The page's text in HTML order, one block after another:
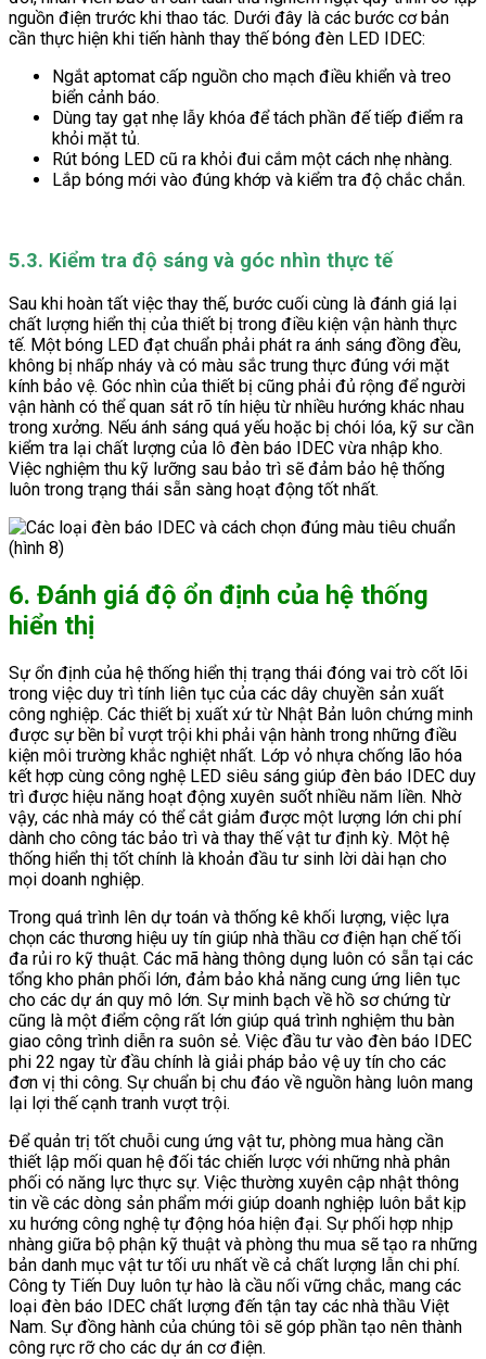
nguồn điện trước khi thao tác. Dưới đây là các bước cơ bản
cần thực hiện khi tiến hành thay thế bóng đèn LED IDEC:
Ngắt aptomat cấp nguồn cho mạch điều khiển và treo
biển cảnh báo.
Dùng tay gạt nhẹ lẫy khóa để tách phần đế tiếp điểm ra
khỏi mặt tủ.
Rút bóng LED cũ ra khỏi đui cắm một cách nhẹ nhàng.
Lắp bóng mới vào đúng khớp và kiểm tra độ chắc chắn.
5.3. Kiểm tra độ sáng và góc nhìn thực tế
Sau khi hoàn tất việc thay thế, bước cuối cùng là đánh giá lại
chất lượng hiển thị của thiết bị trong điều kiện vận hành thực
tế. Một bóng LED đạt chuẩn phải phát ra ánh sáng đồng đều,
không bị nhấp nháy và có màu sắc trung thực đúng với mặt
kính bảo vệ. Góc nhìn của thiết bị cũng phải đủ rộng để người
vận hành có thể quan sát rõ tín hiệu từ nhiều hướng khác nhau
trong xưởng. Nếu ánh sáng quá yếu hoặc bị chói lóa, kỹ sư cần
kiểm tra lại chất lượng của lô đèn báo IDEC vừa nhập kho.
Việc nghiệm thu kỹ lưỡng sau bảo trì sẽ đảm bảo hệ thống
luôn trong trạng thái sẵn sàng hoạt động tốt nhất.
6. Đánh giá độ ổn định của hệ thống
hiển thị
Sự ổn định của hệ thống hiển thị trạng thái đóng vai trò cốt lõi
trong việc duy trì tính liên tục của các dây chuyền sản xuất
công nghiệp. Các thiết bị xuất xứ từ Nhật Bản luôn chứng minh
được sự bền bỉ vượt trội khi phải vận hành trong những điều
kiện môi trường khắc nghiệt nhất. Lớp vỏ nhựa chống lão hóa
kết hợp cùng công nghệ LED siêu sáng giúp đèn báo IDEC duy
trì được hiệu năng hoạt động xuyên suốt nhiều năm liền. Nhờ
vậy, các nhà máy có thể cắt giảm được một lượng lớn chi phí
dành cho công tác bảo trì và thay thế vật tư định kỳ. Một hệ
thống hiển thị tốt chính là khoản đầu tư sinh lời dài hạn cho
mọi doanh nghiệp.
Trong quá trình lên dự toán và thống kê khối lượng, việc lựa
chọn các thương hiệu uy tín giúp nhà thầu cơ điện hạn chế tối
đa rủi ro kỹ thuật. Các mã hàng thông dụng luôn có sẵn tại các
tổng kho phân phối lớn, đảm bảo khả năng cung ứng liên tục
cho các dự án quy mô lớn. Sự minh bạch về hồ sơ chứng từ
cũng là một điểm cộng rất lớn giúp quá trình nghiệm thu bàn
giao công trình diễn ra suôn sẻ. Việc đầu tư vào đèn báo IDEC
phi 22 ngay từ đầu chính là giải pháp bảo vệ uy tín cho các
đơn vị thi công. Sự chuẩn bị chu đáo về nguồn hàng luôn mang
lại lợi thế cạnh tranh vượt trội.
Để quản trị tốt chuỗi cung ứng vật tư, phòng mua hàng cần
thiết lập mối quan hệ đối tác chiến lược với những nhà phân
phối có năng lực thực sự. Việc thường xuyên cập nhật thông
tin về các dòng sản phẩm mới giúp doanh nghiệp luôn bắt kịp
xu hướng công nghệ tự động hóa hiện đại. Sự phối hợp nhịp
nhàng giữa bộ phận kỹ thuật và phòng thu mua sẽ tạo ra những
bản danh mục vật tư tối ưu nhất về cả chất lượng lẫn chi phí.
Công ty Tiến Duy luôn tự hào là cầu nối vững chắc, mang các
loại đèn báo IDEC chất lượng đến tận tay các nhà thầu Việt
Nam. Sự đồng hành của chúng tôi sẽ góp phần tạo nên thành
công rực rỡ cho các dự án cơ điện.